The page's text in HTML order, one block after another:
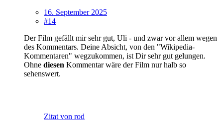
16. September 2025
#14
Der Film gefällt mir sehr gut, Uli - und zwar vor allem wegen
des Kommentars. Deine Absicht, von den "Wikipedia-
Kommentaren" wegzukommen, ist Dir sehr gut gelungen.
Ohne diesen Kommentar wäre der Film nur halb so
sehenswert.
Zitat von rod